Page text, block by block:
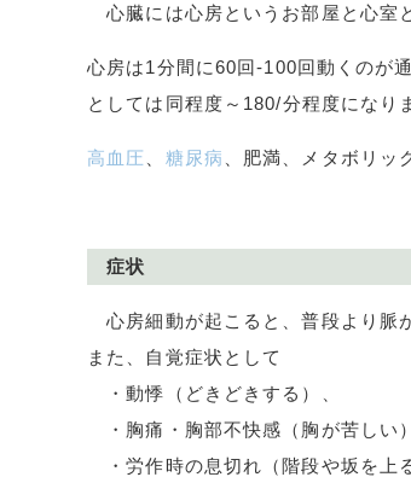
心臓には心房というお部屋と心室
心房は1分間に60回-100回動くのが
としては同程度～ 180/分程度になり
高血圧 糖尿病 、肥満、メタボリッ
症状
心房細動が起こると、普段より脈
また、自覚症状として
・動悸（どきどきする）、
・胸痛・胸部不快感（胸が苦しい
・労作時の息切れ（階段や坂を上